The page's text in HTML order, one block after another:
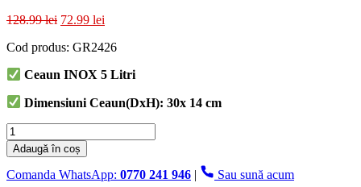
128.99lei Prețul
a
128.99 lei.
72.99 lei
este:
Cod produs: GR2426
Ceaun INOX 5 Litri
Dimensiuni Ceaun(DxH): 30x 14 cm
Cantitate
Ceaun
Inox
5
Adaugă în coș
Comanda WhatsApp: 0770 241 946 |
Sau sună acum